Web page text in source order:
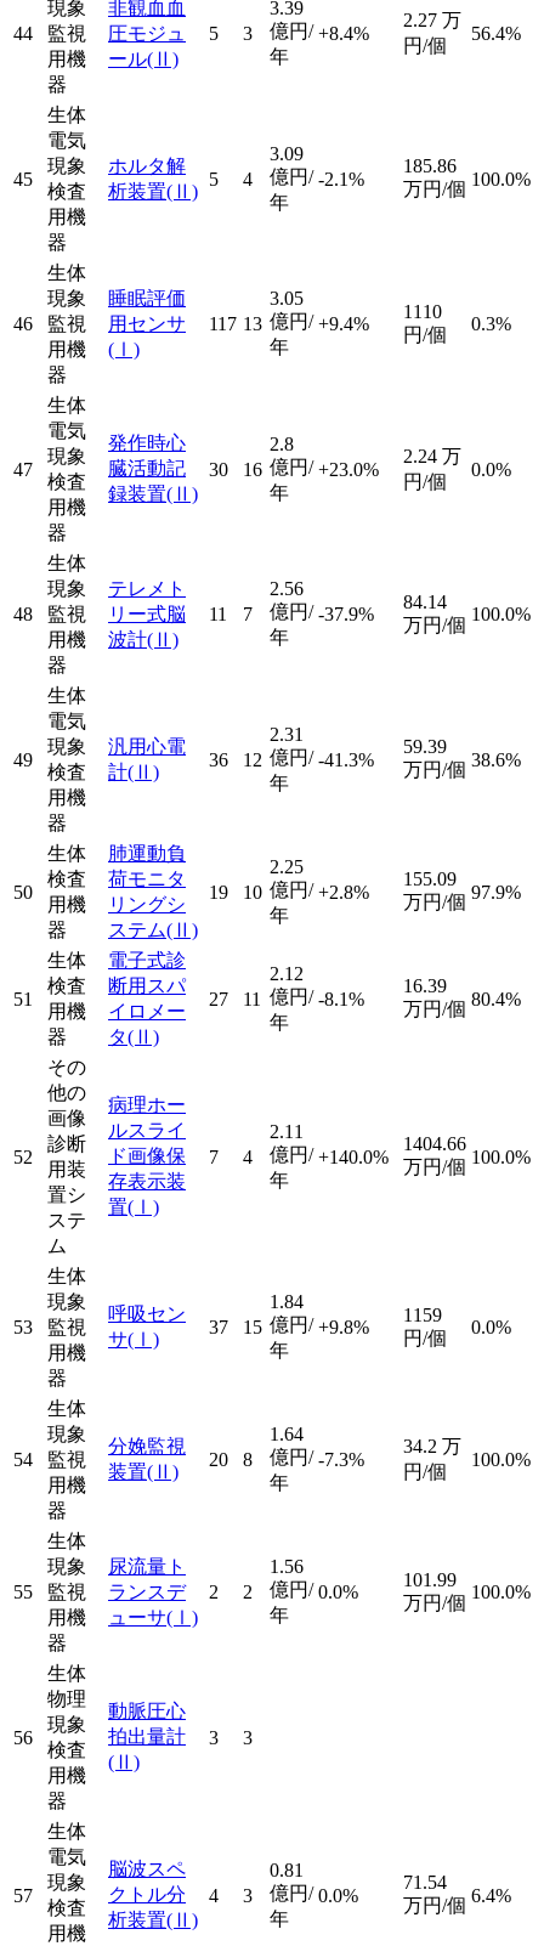
44
現象
監視
用機
器
非観血血
圧モジュ
ール(Ⅱ)
5 3
3.39
億円/
年
+8.4%
2.27 万
円/個
56.4%
45
生体
電気
現象
検査
用機
器
ホルタ解
析装置(Ⅱ)
5 4
3.09
億円/
年
-2.1%
185.86
万円/個 100.0%
46
生体
現象
監視
用機
器
睡眠評価
用センサ
(Ⅰ)
117 13
3.05
億円/
年
+9.4%
1110
円/個
0.3%
47
生体
電気
現象
検査
用機
器
発作時心
臓活動記
録装置(Ⅱ)
30 16
2.8
億円/
年
+23.0%
2.24 万
円/個
0.0%
48
生体
現象
監視
用機
器
テレメト
リー式脳
波計(Ⅱ)
11 7
2.56
億円/
年
-37.9%
84.14
万円/個
100.0%
49
生体
電気
現象
検査
用機
器
汎用心電
計(Ⅱ)
36 12
2.31
億円/
年
-41.3%
59.39
万円/個 38.6%
50
生体
検査
用機
器
肺運動負
荷モニタ
リングシ
ステム(Ⅱ)
19 10
2.25
億円/
年
+2.8%
155.09
万円/個 97.9%
51
生体
検査
用機
器
電子式診
断用スパ
イロメー
タ(Ⅱ)
27 11
2.12
億円/
年
-8.1%
16.39
万円/個 80.4%
52
その
他の
画像
診断
用装
置シ
ステ
ム
病理ホー
ルスライ
ド画像保
存表示装
置(Ⅰ)
7 4
2.11
億円/
年
+140.0%
1404.66
万円/個 100.0%
53
生体
現象
監視
用機
器
呼吸セン
サ(Ⅰ)
37 15
1.84
億円/
年
+9.8%
1159
円/個
0.0%
54
生体
現象
監視
用機
器
分娩監視
装置(Ⅱ)
20 8
1.64
億円/
年
-7.3%
34.2 万
円/個
100.0%
55
生体
現象
監視
用機
器
尿流量ト
ランスデ
ューサ(Ⅰ)
2 2
1.56
億円/
年
0.0%
101.99
万円/個
100.0%
56
生体
物理
現象
検査
用機
器
動脈圧心
拍出量計
(Ⅱ)
3 3
57
生体
電気
現象
検査
用機
脳波スペ
クトル分
析装置(Ⅱ)
4 3
0.81
億円/
年
0.0%
71.54
万円/個 6.4%